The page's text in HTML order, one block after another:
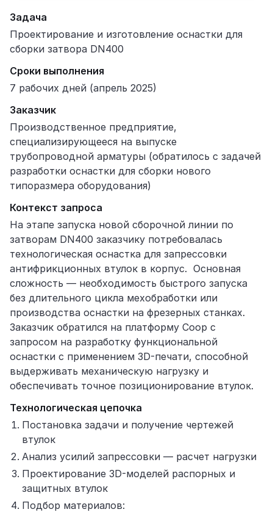
Задача
Проектирование и изготовление оснастки для
сборки затвора DN400
Сроки выполнения
7 рабочих дней (апрель 2025)
Заказчик
Производственное предприятие,
специализирующееся на выпуске
трубопроводной арматуры (обратилось с задачей
разработки оснастки для сборки нового
типоразмера оборудования)
Контекст запроса
На этапе запуска новой сборочной линии по
затворам DN400 заказчику потребовалась
технологическая оснастка для запрессовки
антифрикционных втулок в корпус. Основная
сложность — необходимость быстрого запуска
без длительного цикла мехобработки или
производства оснастки на фрезерных станках.
Заказчик обратился на платформу Coop с
запросом на разработку функциональной
оснастки с применением 3D-печати, способной
выдерживать механическую нагрузку и
обеспечивать точное позиционирование втулок.
Технологическая цепочка
Постановка задачи и получение чертежей
втулок
Анализ усилий запрессовки — расчет нагрузки
Проектирование 3D-моделей распорных и
защитных втулок
Подбор материалов: